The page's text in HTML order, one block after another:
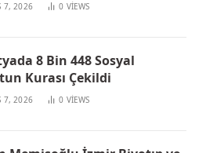
7, 2026 0 VIEWS
8 Bin 448 Sosyal
Kurası Çekildi
7, 2026 0 VIEWS